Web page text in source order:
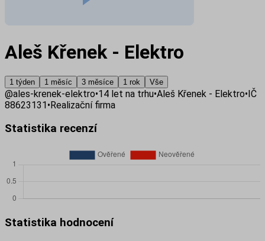
Aleš Křenek - Elektro
1 týden 1 měsíc 3 měsíce 1 rok Vše
@ales-krenek-elektro•14 let na trhu•Aleš Křenek - Elektro•IČ
88623131•Realizační firma
Statistika recenzí
Statistika hodnocení